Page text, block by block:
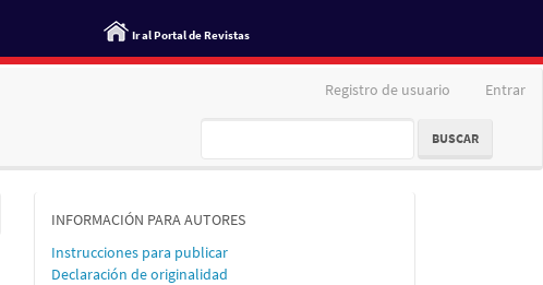
Ir al Portal de Revistas
Registro de usuario Entrar
BUSCAR
informacion
INFORMACIÓN PARA AUTORES
Instrucciones para publicar
Declaración de originalidad